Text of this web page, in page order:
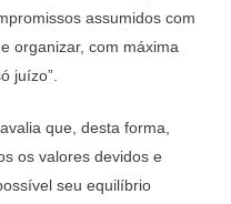
assumidos com
organizar, com máxima
juízo”.
que, desta forma,
os valores devidos e
seu equilíbrio